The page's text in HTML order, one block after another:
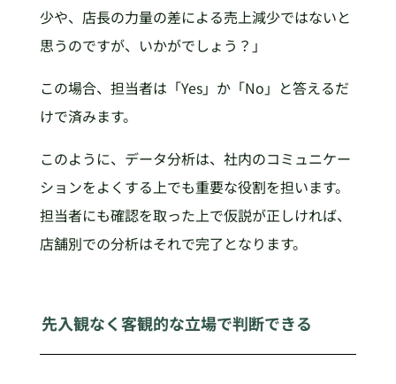
少や、店長の力量の差による売上減少ではないと
思うのですが、いかがでしょう？」
この場合、担当者は「Yes」か「No」と答えるだ
けで済みます。
このように、データ分析は、社内のコミュニケー
ションをよくする上でも重要な役割を担います。
担当者にも確認を取った上で仮説が正しければ、
店舗別での分析はそれで完了となります。
先入観なく客観的な立場で判断できる